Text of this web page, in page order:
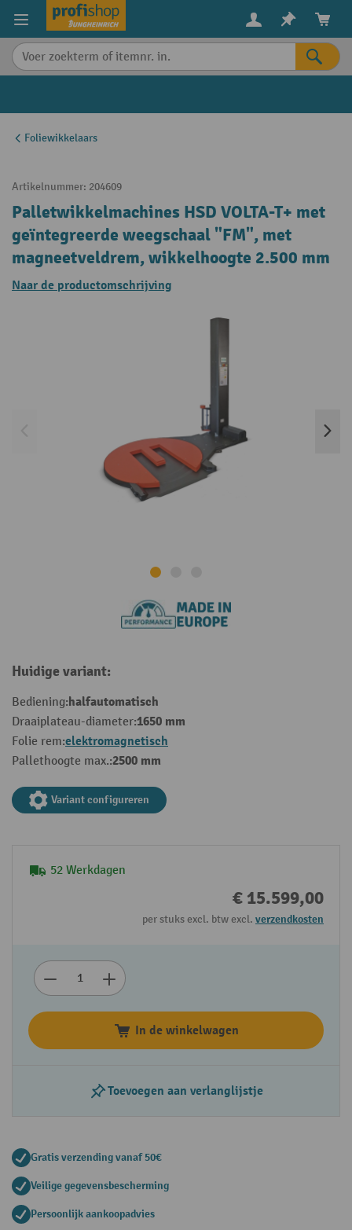
content
Foliewikkelaars
Artikelnummer: 204609
Palletwikkelmachines HSD VOLTA-T+ met
geïntegreerde weegschaal "FM", met
magneetveldrem, wikkelhoogte 2.500 mm
Naar de productomschrijving
Huidige variant:
Bediening:halfautomatisch
Draaiplateau-diameter:1650 mm
Folie rem:elektromagnetisch
Pallethoogte max.:2500 mm
Variant configureren
52 Werkdagen
€ 15.599,00
per stuks excl. btw excl. verzendkosten
In de winkelwagen
Toevoegen aan verlanglijstje
Gratis verzending vanaf 50€
Veilige gegevensbescherming
Persoonlijk aankoopadvies